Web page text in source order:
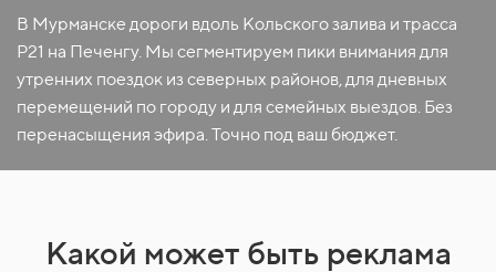
В Мурманске дороги вдоль Кольского залива и трасса
Р21 на Печенгу. Мы сегментируем пики внимания для
утренних поездок из северных районов, для дневных
перемещений по городу и для семейных выездов. Без
перенасыщения эфира. Точно под ваш бюджет.
Какой может быть реклама